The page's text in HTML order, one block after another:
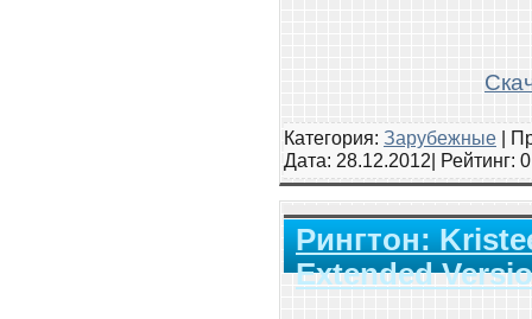
Категория: Зарубежные |
Дата: 28.12.2012| Рейтинг:
Рингтон:
Extended